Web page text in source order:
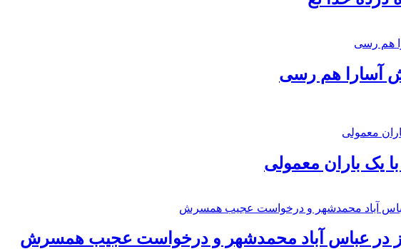
آسارا هم رسی
یک باران معمولی
در عباس آباد محمدشهر و درخواست عجیب همسرش